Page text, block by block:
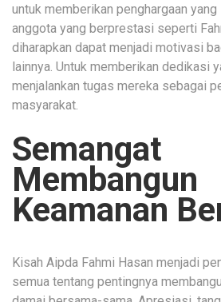
untuk memberikan penghargaan
anggota yang berprestasi seperti
diharapkan dapat menjadi motivasi
lainnya. Untuk memberikan dedikasi
menjalankan tugas mereka sebagai
masyarakat.
Semangat
Membangun
Keamanan
Kisah Aipda Fahmi Hasan menjadi
semua tentang pentingnya